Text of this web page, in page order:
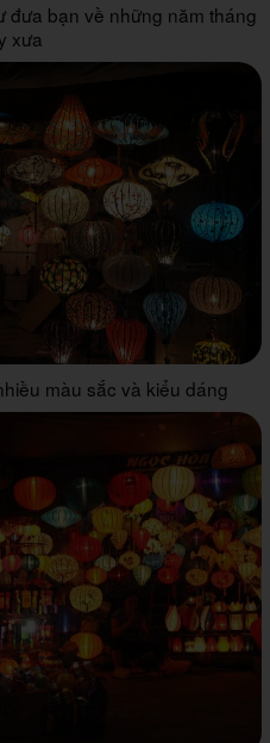
đưa bạn về những năm tháng
xưa
màu sắc và kiểu dáng